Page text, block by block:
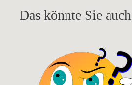
Das könnte Sie